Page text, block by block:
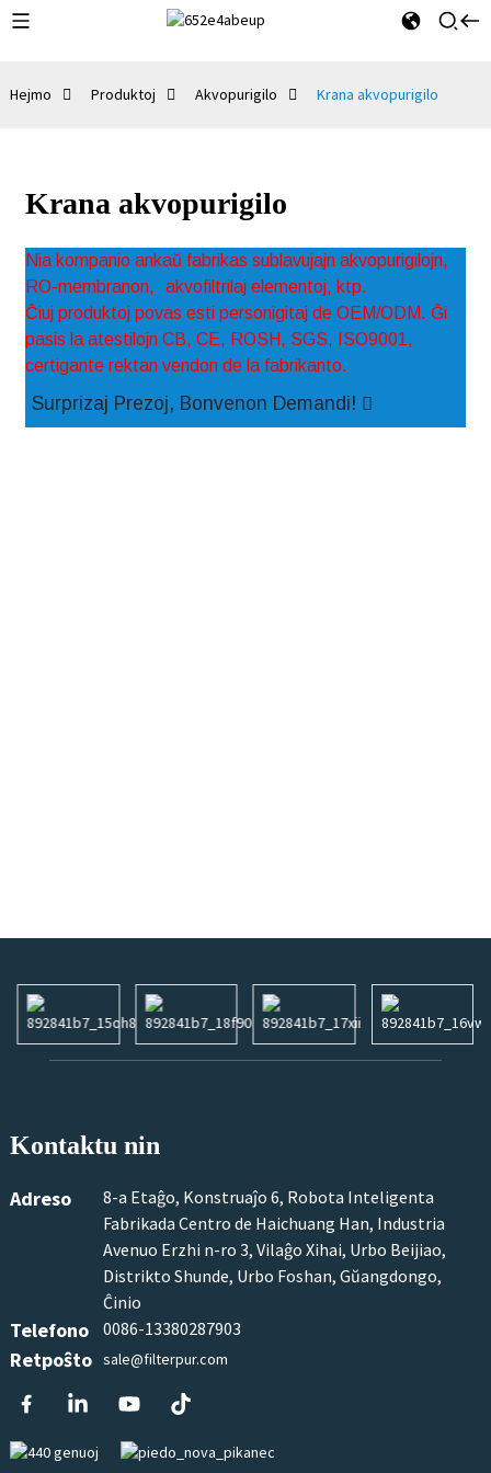
Hejmo Produktoj Akvopurigilo Krana akvopurigilo
Krana akvopurigilo
Nia kompanio ankaŭ fabrikas sublavujajn akvopurigilojn,
RO-membranon,
akvofiltrilaj elementoj, ktp.
Ĉiuj produktoj povas esti personigitaj de OEM/ODM. Ĝi
pasis la atestilojn CB, CE, ROSH, SGS, ISO9001,
certigante rektan vendon de la fabrikanto.
Surprizaj Prezoj, Bonvenon Demandi!
Kontaktu nin
Adreso
8-a Etaĝo, Konstruaĵo 6, Robota Inteligenta
Fabrikada Centro de Haichuang Han, Industria
Avenuo Erzhi n-ro 3, Vilaĝo Xihai, Urbo Beijiao,
Distrikto Shunde, Urbo Foshan, Gŭangdongo,
Ĉinio
Telefono 0086-13380287903
Retpoŝto sale@filterpur.com